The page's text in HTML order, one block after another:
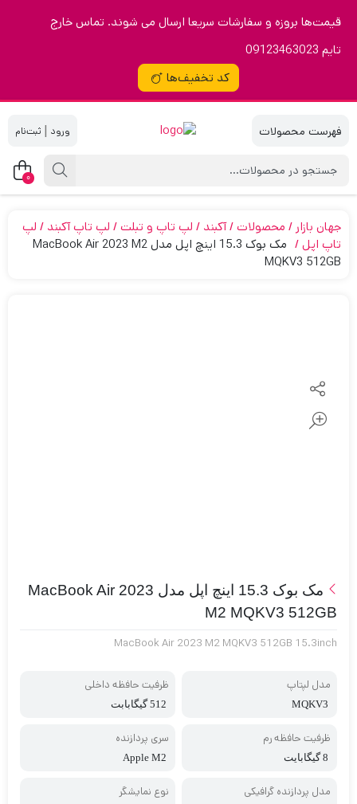
قیمت‌ها بروزه و سفارشات سریعا ارسال می شوند. تماس خارج
تایم 09123463023
کد تخفیف‌ها
|
0
جهان بازار محصولات آکبند لپ تاپ و تبلت لپ تاپ آکبند
لپ
تاپ اپل
مک بوک 15.3 اینچ اپل مدل MacBook Air 2023 M2
MQKV3 512GB
مک بوک 15.3 اینچ اپل مدل MacBook Air 2023
M2 MQKV3 512GB
MacBook Air 2023 M2 MQKV3 512GB 15.3inch
مدل لپتاپ
MQKV3
ظرفیت حافظه داخلی
512 گیگابابت
ظرفیت حافظه رم
8 گیگابایت
سری پردازنده
Apple M2
مدل پردازنده گرافیکی نوع نمایشگر